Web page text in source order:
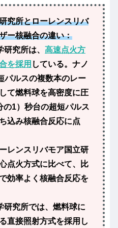
究所とローレンスリバ
ー核融合の違い：
究所は、 高速点火方
を採用 している。ナノ
パルスの複数本のレー
て燃料球を高密度に圧
1）秒台の超短パルス
込み核融合反応に点
レンスリバモア国立研
点火方式に比べて、比
効率よく核融合反応を
研究所では、燃料球に
直接照射方式を採用し